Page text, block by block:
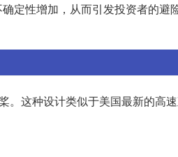
定性增加，从而引发投资者的避险
。这种设计类似于美国最新的高